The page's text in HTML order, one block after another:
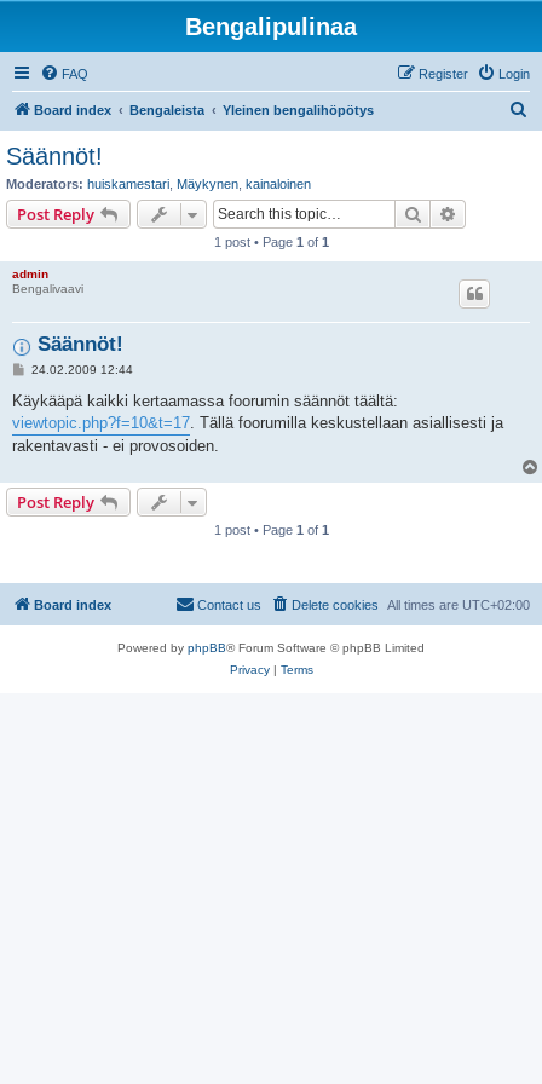
Bengalipulinaa
FAQ Login
Register
Board index Bengaleista Yleinen bengalihöpötys
Säännöt!
Moderators: huiskamestari Mäykynen kainaloinen
Post Reply Search
1 post • Page 1 of 1
admin
Bengalivaavi
Säännöt!
P
s
24.02.2009 12:44
Käykääpä kaikki kertaamassa foorumin säännöt täältä:
viewtopic.php?f=10&t=17 . Tällä foorumilla keskustellaan asiallisesti ja
rakentavasti - ei provosoiden.
Post Reply
1 post • Page 1 of 1
Board index All times are UTC+02:00
Delete cookies
Contact us
Powered by phpBB® Forum Software © phpBB Limited
Privacy| Terms